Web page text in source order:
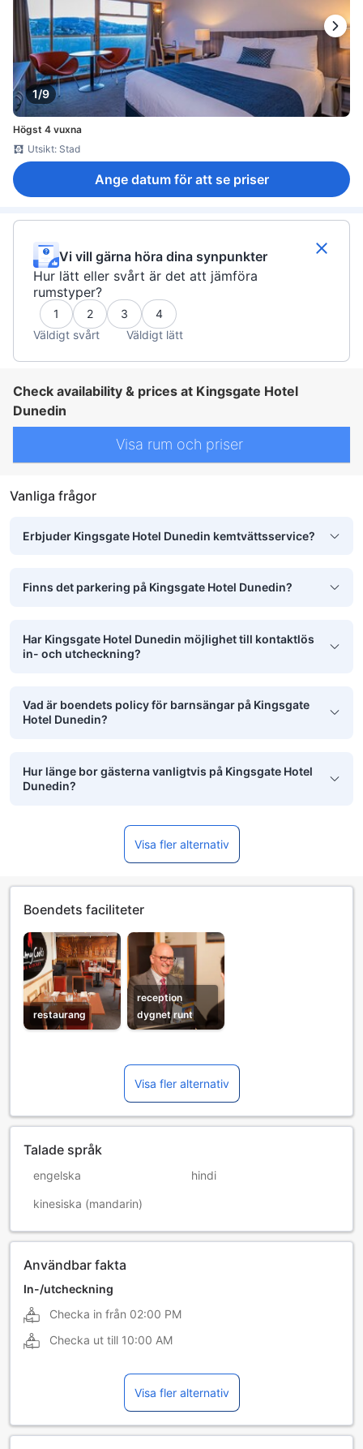
1/9
Högst 4 vuxna
Utsikt: Stad
Ange datum för att se priser
Vi vill gärna höra dina synpunkter
Hur lätt eller svårt är det att jämföra
rumstyper?
1 2 3
4
Väldigt svårt
Väldigt lätt
Check availability & prices at Kingsgate Hotel
Dunedin
Visa rum och priser
Vanliga frågor
Erbjuder Kingsgate Hotel Dunedin kemtvättsservice?
Finns det parkering på Kingsgate Hotel Dunedin?
Har Kingsgate Hotel Dunedin möjlighet till kontaktlös
in- och utcheckning?
Vad är boendets policy för barnsängar på Kingsgate
Hotel Dunedin?
Hur länge bor gästerna vanligtvis på Kingsgate Hotel
Dunedin?
Visa fler alternativ
Boendets faciliteter
restaurang
reception
dygnet runt
Visa fler alternativ
Talade språk
engelska hindi
kinesiska (mandarin)
Användbar fakta
In-/utcheckning
Checka in från 02:00 PM
Checka ut till 10:00 AM
Visa fler alternativ